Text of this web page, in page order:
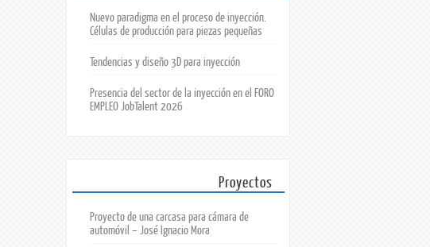
Nuevo paradigma en el proceso de inyección.
Células de producción para piezas pequeñas
Tendencias y diseño 3D para inyección
Presencia del sector de la inyección en el FORO
EMPLEO JobTalent 2026
Proyectos
Proyecto de una carcasa para cámara de
automóvil – José Ignacio Mora